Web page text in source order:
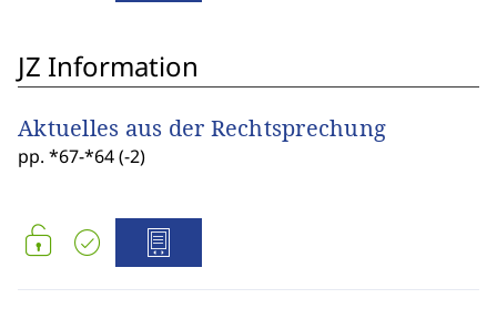
JZ Information
Aktuelles aus der Rechtsprechung
pp. *67-*64 (-2)